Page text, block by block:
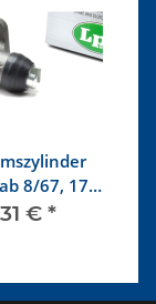
8/67, 17
mm€ *